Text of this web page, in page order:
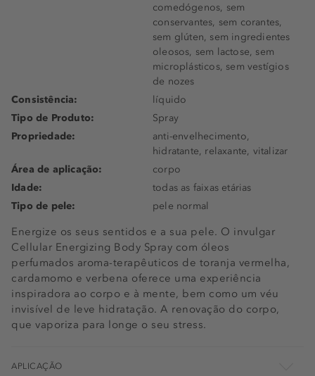
Energize os seus sentidos e a sua pele. O invulgar
Cellular Energizing Body Spray com óleos
perfumados aroma-terapêuticos de toranja vermelha,
cardamomo e verbena oferece uma experiência
inspiradora ao corpo e à mente, bem como um véu
invisível de leve hidratação. A renovação do corpo,
que vaporiza para longe o seu stress.
comedógenos, sem
conservantes, sem corantes,
sem glúten, sem ingredientes
oleosos, sem lactose, sem
microplásticos, sem vestígios
de nozes
Consistência:
líquido
Tipo de Produto:
Spray
Propriedade:
anti-envelhecimento,
hidratante, relaxante, vitalizar
Área de aplicação:
corpo
Idade:
todas as faixas etárias
Tipo de pele:
pele normal
APLICAÇÃO